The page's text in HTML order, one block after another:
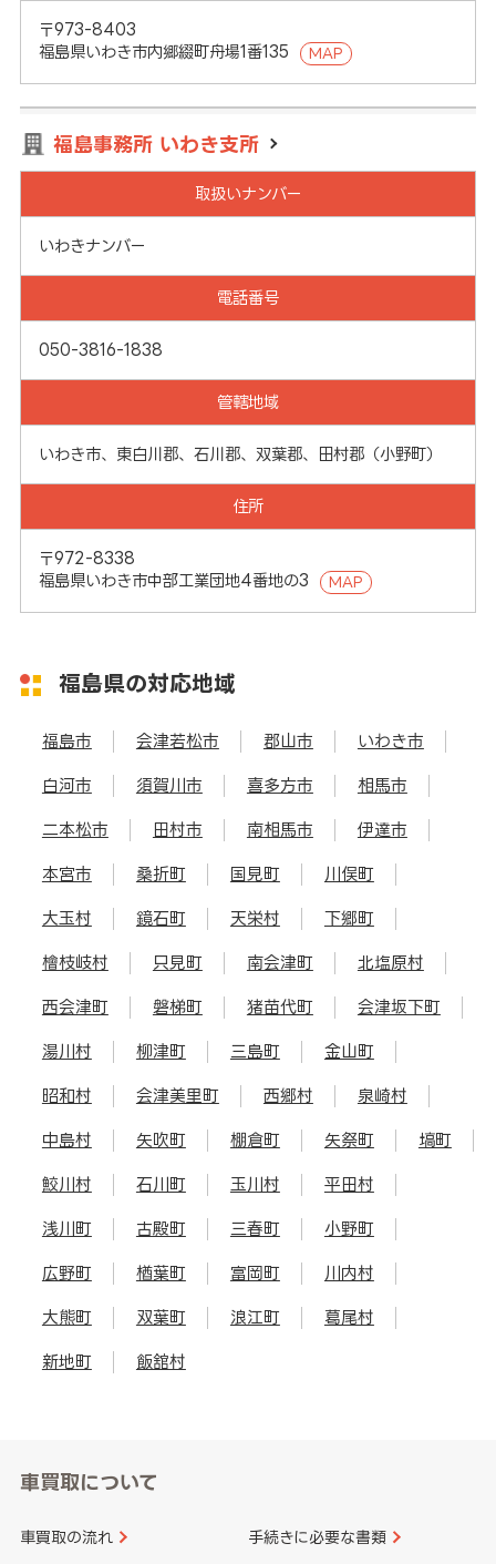
〒973-8403
福島県いわき市内郷綴町舟場1番135
MAP
福島事務所 いわき支所
取扱いナンバー
いわきナンバー
電話番号
050-3816-1838
管轄地域
いわき市、東白川郡、石川郡、双葉郡、田村郡（小野町）
住所
〒972-8338
福島県いわき市中部工業団地4番地の3
MAP
福島県の対応地域
福島市 会津若松市 郡山市 いわき市
白河市 須賀川市 喜多方市 相馬市
二本松市 田村市 南相馬市 伊達市
本宮市 桑折町 国見町 川俣町
大玉村 鏡石町 天栄村 下郷町
檜枝岐村 只見町 南会津町 北塩原村
西会津町 磐梯町 猪苗代町 会津坂下町
湯川村 柳津町 三島町 金山町
昭和村 会津美里町 西郷村 泉崎村
中島村 矢吹町 棚倉町 矢祭町 塙町
鮫川村 石川町 玉川村 平田村
浅川町 古殿町 三春町 小野町
広野町 楢葉町 富岡町 川内村
大熊町 双葉町 浪江町 葛尾村
新地町 飯舘村
車買取について
車買取の流れ 手続きに必要な書類